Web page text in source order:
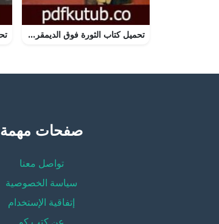
تحميل كتاب الثورة فوق الديمقراطية – نحو حكم الفرد – مذكرات الضباط الأحرار PDF تأليف محمد الجوادي مجانا [كامل]
صفحات مهمة
تواصل معنا
سياسة الخصوصية
إتفاقية الإستخدام
عن كتب كو